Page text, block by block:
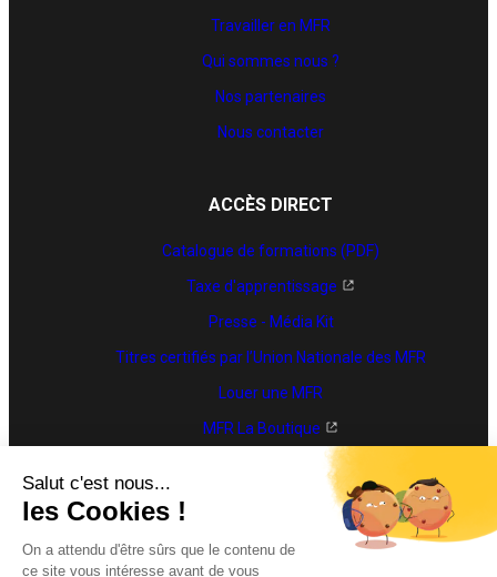
Travailler en MFR
Qui sommes nous ?
Nos partenaires
Nous contacter
ACCÈS DIRECT
Catalogue de formations (PDF)
Taxe d'apprentissage
Presse - Média Kit
Titres certifiés par l’Union Nationale des MFR
Louer une MFR
MFR La Boutique
Trouver une formation